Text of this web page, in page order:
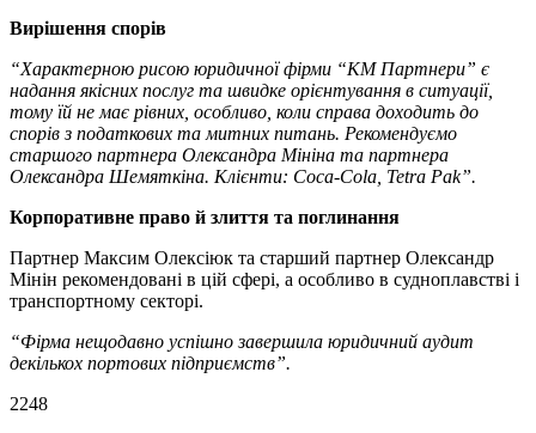
Вирішення спорів
“Характерною рисою юридичної фірми “КМ Партнери” є
надання якісних послуг та швидке орієнтування в ситуації,
тому їй не має рівних, особливо, коли справа доходить до
спорів з податкових та митних питань. Рекомендуємо
старшого партнера Олександра Мініна та партнера
Олександра Шемяткіна. Клієнти: Coca-Cola, Tetra Pak”.
Корпоративне право й злиття та поглинання
Партнер Максим Олексіюк та старший партнер Олександр
Мінін рекомендовані в цій сфері, а особливо в судноплавстві і
транспортному секторі.
“Фірма нещодавно успішно завершила юридичний аудит
декількох портових підприємств”.
2248